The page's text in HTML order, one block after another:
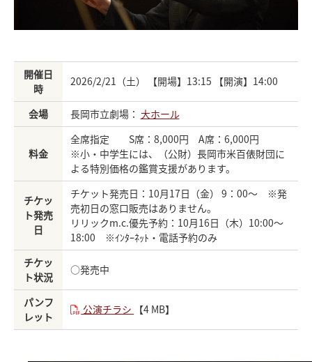
開催日
時
2026/2/21（土） 【開場】13:15 【開演】14:00
会場 長岡市立劇場： 大ホール
料金
全席指定 S席：8,000円 A席：6,000円
※小・中学生には、（公財）長岡市米百俵財団に
よる特別価格の鑑賞支援があります。
チケッ
ト発売
日
チケット発売日：10月17日（金） 9：00～ ※発
売初日の窓口販売はありません。
リリックm.c.優先予約：10月16日（木）10:00～
18:00 ※ｲﾝﾀｰﾈｯﾄ・電話予約のみ
チケッ
ト状況
○発売中
パンフ
レット
公演チラシ 【4 MB】